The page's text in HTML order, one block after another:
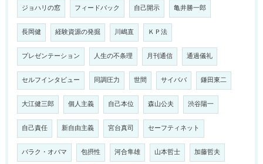
ジョハリの窓 フィードバック 自己開示 亀井勝一郎
長岡健 経験資源の発掘 川嶋直 ＫＰ法
プレゼンテーション 人生の不条理 月刊通信 通過儀礼
セルフインタビュー 同調圧力 世間 サイババ 鎌田東二
大江健三郎 個人主義 自己本位 森山公夫 渋谷陽一
自己責任 新自由主義 宮台真司 セーフティネット
バラク・オバマ 包摂性 河合隼雄 山本哲士 加藤哲夫